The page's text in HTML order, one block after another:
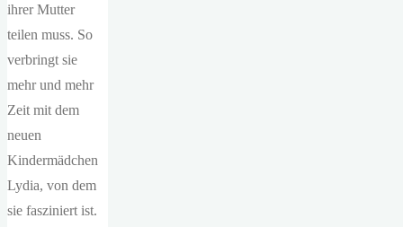
ihrer Mutter
teilen muss. So
verbringt sie
mehr und mehr
Zeit mit dem
neuen
Kindermädchen
Lydia, von dem
sie fasziniert ist.